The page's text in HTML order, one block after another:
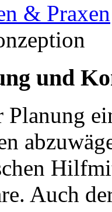
& Praxen
und
Planung
Auch